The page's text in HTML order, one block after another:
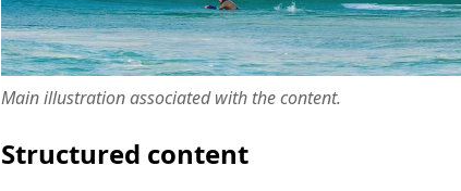
Main illustration associated with the content.
Structured content